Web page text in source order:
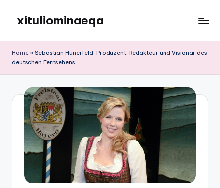
content
xituliominaeqa
Home » Sebastian Hünerfeld: Produzent, Redakteur und Visionär des
deutschen Fernsehens